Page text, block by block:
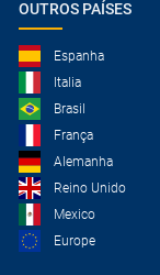
OUTROS PAÍSES
Espanha
Italia
Brasil
França
Alemanha
Reino Unido
Mexico
Europe